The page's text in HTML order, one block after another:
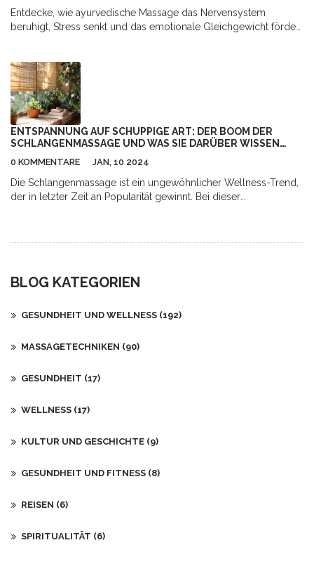
Entdecke, wie ayurvedische Massage das Nervensystem
beruhigt, Stress senkt und das emotionale Gleichgewicht fördert
ENTSPANNUNG AUF SCHUPPIGE ART: DER BOOM DER
SCHLANGENMASSAGE UND WAS SIE DARÜBER WISSEN
0 KOMMENTARE JAN, 10 2024
Die Schlangenmassage ist ein ungewöhnlicher Wellness-Trend,
der in letzter Zeit an Popularität gewinnt. Bei dieser
Massageform zu erfahren.
BLOG KATEGORIEN
GESUNDHEIT UND WELLNESS (192)
MASSAGETECHNIKEN (90)
GESUNDHEIT (17)
WELLNESS (17)
KULTUR UND GESCHICHTE (9)
GESUNDHEIT UND FITNESS (8)
REISEN (6)
SPIRITUALITÄT (6)